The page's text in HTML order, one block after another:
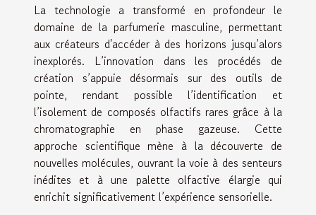
La technologie a transformé en profondeur le
domaine de la parfumerie masculine, permettant
aux créateurs d'accéder à des horizons jusqu’alors
inexplorés. L’innovation dans les procédés de
création s’appuie désormais sur des outils de
pointe, rendant possible l’identification et
l’isolement de composés olfactifs rares grâce à la
chromatographie en phase gazeuse. Cette
approche scientifique mène à la découverte de
nouvelles molécules, ouvrant la voie à des senteurs
inédites et à une palette olfactive élargie qui
enrichit significativement l’expérience sensorielle.